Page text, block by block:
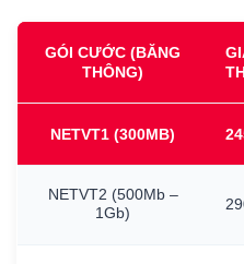
GÓI CƯỚC (BĂNG
THÔNG)
NETVT1 (300MB)
NETVT2 (500Mb –
1Gb)